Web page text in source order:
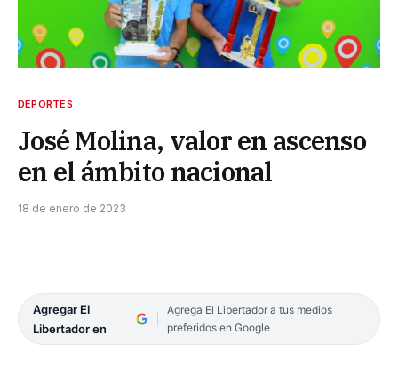
DEPORTES
José Molina, valor en ascenso
en el ámbito nacional
18 de enero de 2023
Agregar El
Libertador en
Agrega El Libertador a tus medios
preferidos en Google